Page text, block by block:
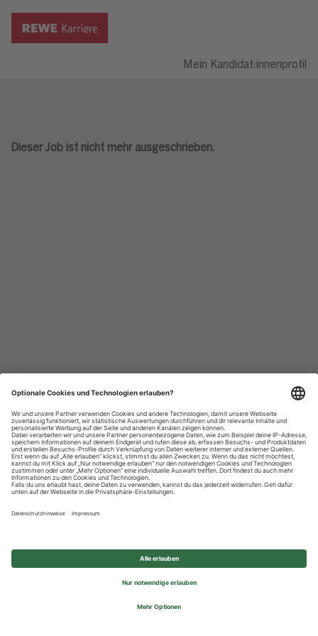
Mein Kandidat:innenprofil
Dieser Job ist nicht mehr ausgeschrieben.
Datenschutzhinweise
Impressum
Privatsphäre-Einstellungen
© 2026 REWE Group - All rights reserved